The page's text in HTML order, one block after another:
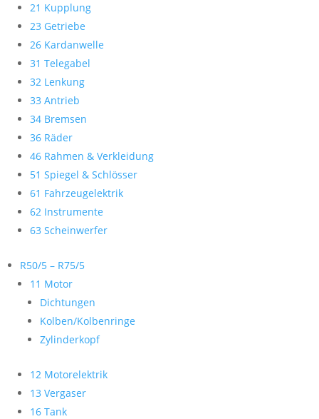
21 Kupplung
23 Getriebe
26 Kardanwelle
31 Telegabel
32 Lenkung
33 Antrieb
34 Bremsen
36 Räder
46 Rahmen & Verkleidung
51 Spiegel & Schlösser
61 Fahrzeugelektrik
62 Instrumente
63 Scheinwerfer
R50/5 – R75/5
11 Motor
Dichtungen
Kolben/Kolbenringe
Zylinderkopf
12 Motorelektrik
13 Vergaser
16 Tank